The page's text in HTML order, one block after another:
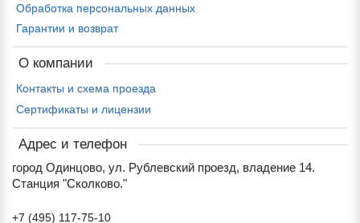
Обработка персональных данных
Гарантии и возврат
О компании
Контакты и схема проезда
Сертификаты и лицензии
Адрес и телефон
город Одинцово, ул. Рублевский проезд, владение 14.
Станция "Сколково."
+7 (495) 117-75-10